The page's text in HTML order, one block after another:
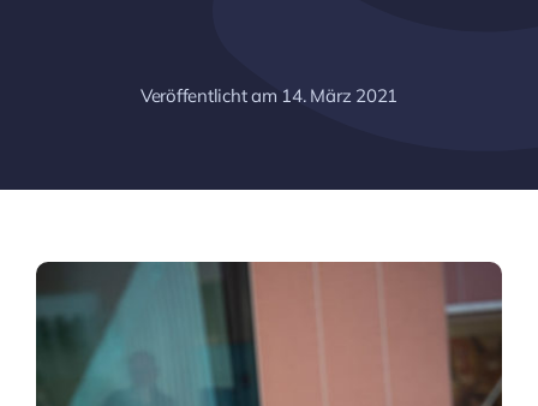
Veröffentlicht am 14. März 2021